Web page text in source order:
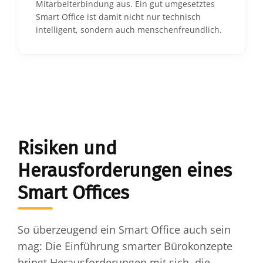
Mitarbeiterbindung aus. Ein gut umgesetztes
Smart Office ist damit nicht nur technisch
intelligent, sondern auch menschenfreundlich.
Risiken und
Herausforderungen eines
Smart Offices
So überzeugend ein Smart Office auch sein
mag: Die Einführung smarter Bürokonzepte